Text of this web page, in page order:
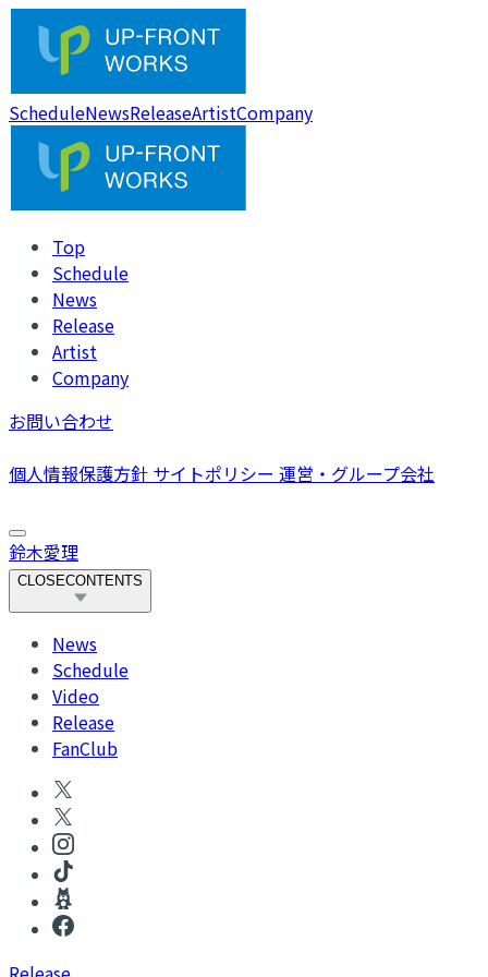
ScheduleNewsReleaseArtistCompany
Top
Schedule
News
Release
Artist
Company
お問い合わせ
個人情報保護方針 サイトポリシー 運営・グループ会社
鈴木愛理
CLOSECONTENTS
News
Schedule
Video
Release
FanClub